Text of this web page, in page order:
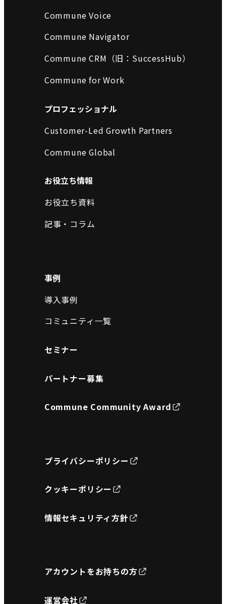
Commune Voice
Commune Navigator
Commune CRM（旧：SuccessHub）
Commune for Work
プロフェッショナル
Customer-Led Growth Partners
Commune Global
お役立ち情報
お役立ち資料
記事・コラム
事例
導入事例
コミュニティ一覧
セミナー
パートナー募集
Commune Community Award
プライバシーポリシー
クッキーポリシー
情報セキュリティ方針
アカウントをお持ちの方
運営会社